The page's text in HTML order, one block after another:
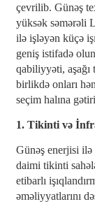
çevrilib. Günəş
yüksək səmərəli
ilə işləyən küçə
geniş istifadə
qabiliyyəti, aşağı
birlikdə onları
seçim halına
1. Tikinti və
Günəş enerjisi ilə
daimi tikinti
etibarlı
əməliyyatlarını